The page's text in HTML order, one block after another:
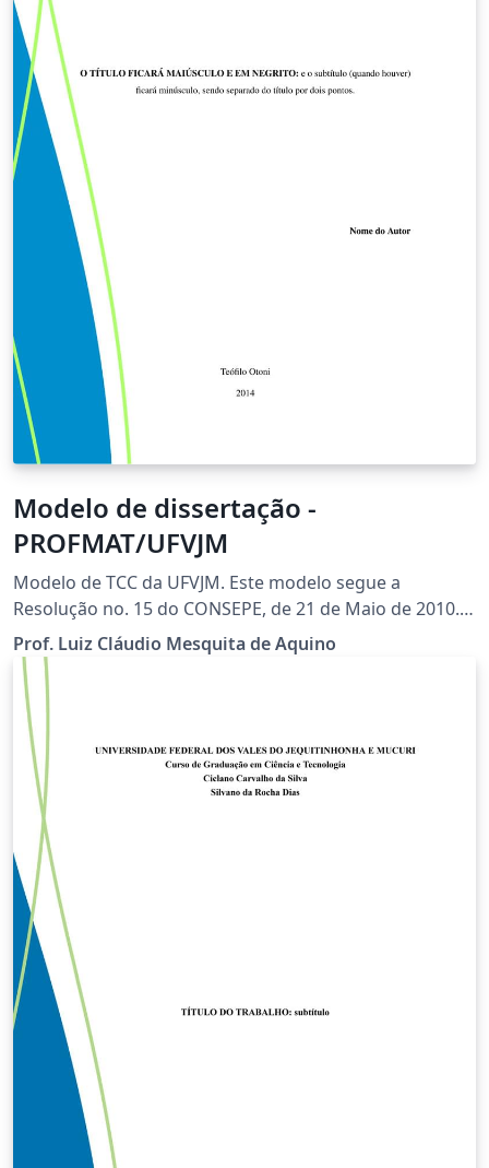
Modelo de dissertação -
PROFMAT/UFVJM
Modelo de TCC da UFVJM. Este modelo segue a
Resolução no. 15 do CONSEPE, de 21 de Maio de 2010.
LEIA a Resolução! Vide:
http://www.ufvjm.edu.br/prograd/tcc.html Author
(class): - Prof. Luiz Cláudio Mesquita de Aquino
Contributors: - Jaime Batista de Souza - Prof. Weversson
Dalmaso Sellin
Prof. Luiz Cláudio Mesquita de Aquino